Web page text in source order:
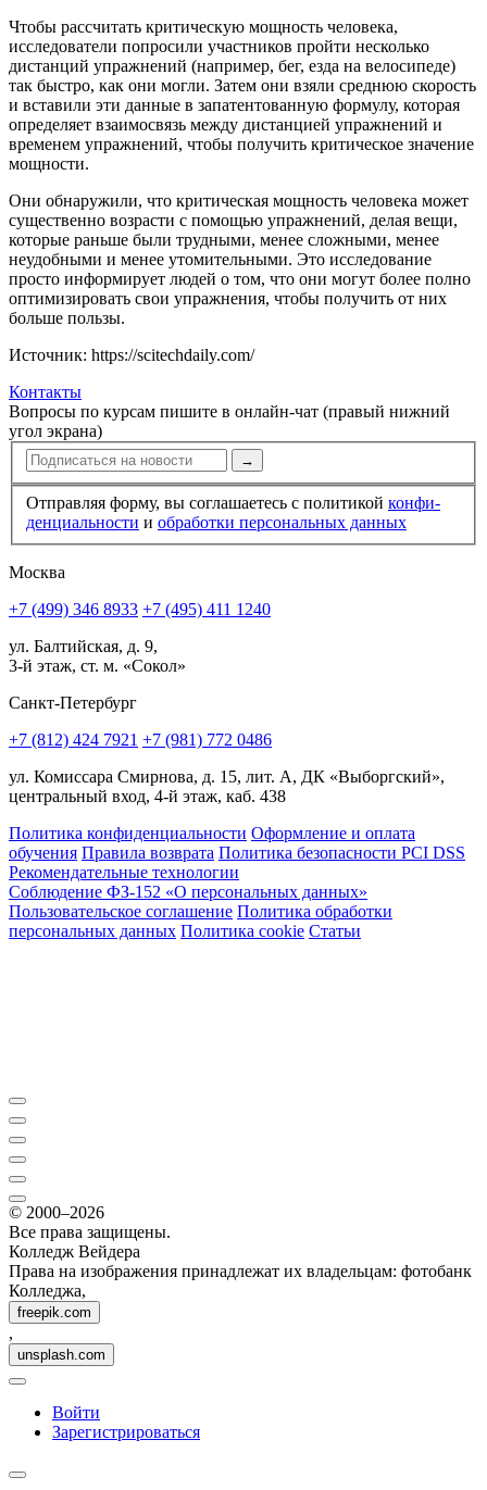
Чтобы рассчитать критическую мощность человека,
исследователи попросили участников пройти несколько
дистанций упражнений (например, бег, езда на велосипеде)
так быстро, как они могли. Затем они взяли среднюю скорость
и вставили эти данные в запатентованную формулу, которая
определяет взаимосвязь между дистанцией упражнений и
временем упражнений, чтобы получить критическое значение
мощности.
Они обнаружили, что критическая мощность человека может
существенно возрасти с помощью упражнений, делая вещи,
которые раньше были трудными, менее сложными, менее
неудобными и менее утомительными. Это исследование
просто информирует людей о том, что они могут более полно
оптимизировать свои упражнения, чтобы получить от них
больше пользы.
Источник: https://scitechdaily.com/
Контакты
Вопросы по курсам пишите в онлайн-чат (правый нижний
угол экрана)
→
Отправляя форму, вы соглашаетесь с политикой конфи­
ден­циальности и обработки персональных данных
Москва
+7 (499) 346 8933 +7 (495) 411 1240
ул. Балтийская, д. 9,
3-й этаж, ст. м. «Сокол»
Санкт-Петербург
+7 (812) 424 7921 +7 (981) 772 0486
ул. Комиссара Смирнова, д. 15, лит. А, ДК «Выборгский»,
центральный вход, 4-й этаж, каб. 438
Политика конфиденциальности Оформление и оплата
обучения Правила возврата Политика безопасности PCI DSS
Рекомендательные технологии
Соблюдение ФЗ-152 «О персональ­ных данных»
Пользовательское соглашение Политика обработки
персональных данных Политика cookie Статьи
© 2000–2026
Все права защищены.
Колледж Вейдера
Права на изображения принадлежат их владельцам: фотобанк
Колледжа,
freepik.com
,
unsplash.com
Войти
Зарегистрироваться